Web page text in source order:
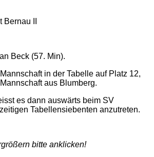
Beck (57. Min).
in der Tabelle auf Platz 12,
aus Blumberg.
es dann auswärts beim SV
Tabellensiebenten anzutreten.
bitte anklicken!